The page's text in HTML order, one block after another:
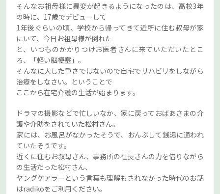
そんなお祖母様に異変が起きるようになったのは、高校3年
の時に、17歳でデビューして
1年後ぐらいの頃、学校から帰ってきて近所に住む叔母が家
にいて、今日お祖母様が倒れた
と、いつものかかりつけお医者さんに来ていただいたとこ
ろ、「軽い脳梗塞」。
そんなに大した重さではないので自宅でリハビリをしながら
治療をしなさい。ということで
ここから在宅介護の生活が始まります。
ドラマの撮影などで忙しいなか、家に戻っておばあさまの介
護や介助をされていた松村さん。
家には、お風呂がなかったそうで、おんぶして銭湯に通われ
ていたそうです。
近くに住むお叔母さん、事務所の社長さんの力を借りながら
の生活だった松村さん、
ヤングケアラーという言葉も理解もされなかった時代のお話
はradikoをご利用ください。